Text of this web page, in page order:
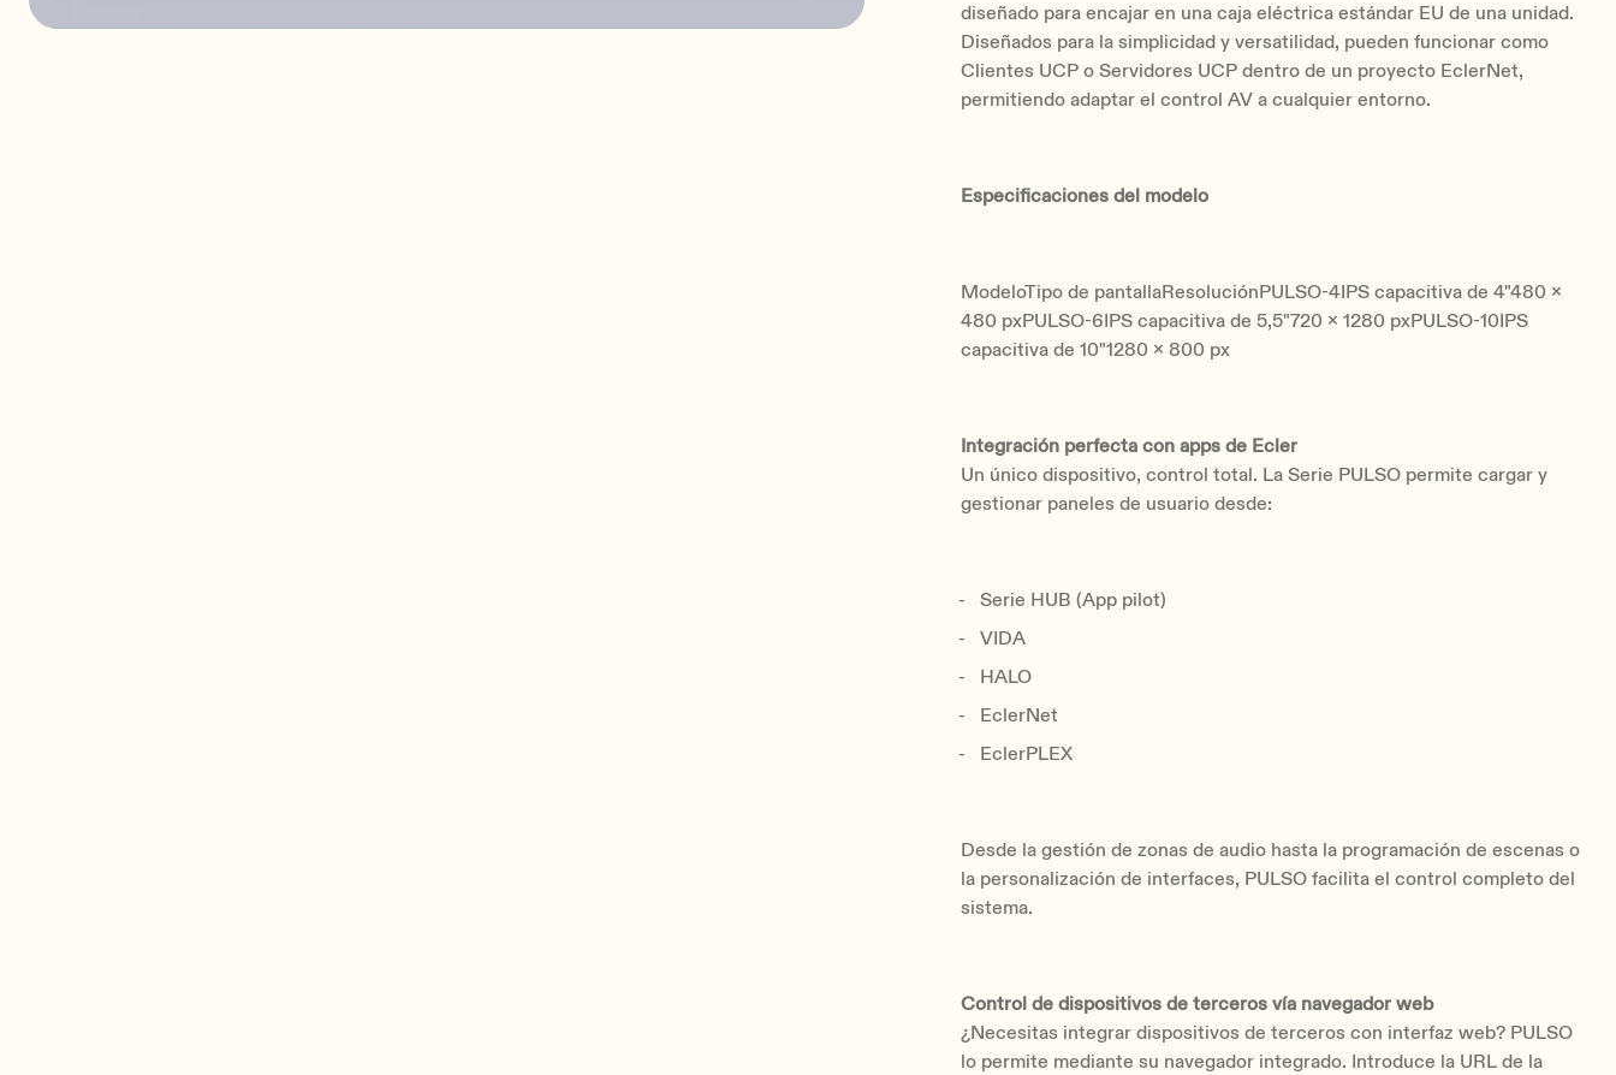
diseñado para encajar en una caja eléctrica estándar EU de una unidad.
Diseñados para la simplicidad y versatilidad, pueden funcionar como
Clientes UCP o Servidores UCP dentro de un proyecto EclerNet,
permitiendo adaptar el control AV a cualquier entorno.
Especificaciones del modelo
ModeloTipo de pantallaResoluciónPULSO-4IPS capacitiva de 4"480 x
480 pxPULSO-6IPS capacitiva de 5,5"720 x 1280 pxPULSO-10IPS
capacitiva de 10"1280 x 800 px
Integración perfecta con apps de Ecler
Un único dispositivo, control total. La Serie PULSO permite cargar y
gestionar paneles de usuario desde:
Serie HUB (App pilot)
VIDA
HALO
EclerNet
EclerPLEX
Desde la gestión de zonas de audio hasta la programación de escenas o
la personalización de interfaces, PULSO facilita el control completo del
sistema.
Control de dispositivos de terceros vía navegador web
¿Necesitas integrar dispositivos de terceros con interfaz web? PULSO
lo permite mediante su navegador integrado. Introduce la URL de la